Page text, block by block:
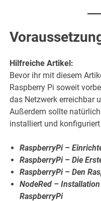
Hilfreiche Artikel:
Bevor ihr mit diesem
Raspberry Pi soweit
das Netzwerk erreichbar
Außerdem sollte
installiert und konfiguriert
RaspberryPi –
RaspberryPi – Die
RaspberryPi – Den
NodeRed –
RaspberryPi